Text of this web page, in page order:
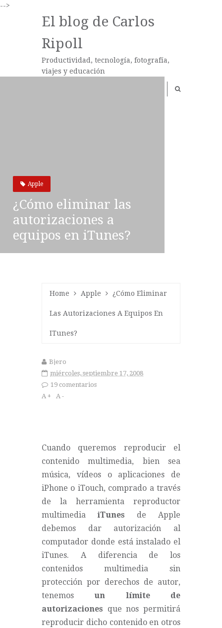
-->
El blog de Carlos
Ripoll
Productividad, tecnología, fotografía,
viajes y educación
Apple
¿Cómo eliminar las
autorizaciones a
equipos en iTunes?
Home Apple ¿Cómo Eliminar
Las Autorizaciones A Equipos En
ITunes?
Bjero
miércoles, septiembre 17, 2008
19 comentarios
A +
A -
Cuando queremos reproducir el
contenido multimedia, bien sea
música, vídeos o aplicaciones de
iPhone o iTouch, comprado a través
de la herramienta reproductor
multimedia iTunes de Apple
debemos dar autorización al
computador donde está instalado el
iTunes. A diferencia de los
contenidos multimedia sin
protección por derechos de autor,
tenemos un límite de
autorizaciones que nos permitirá
reproducir dicho contenido en otros